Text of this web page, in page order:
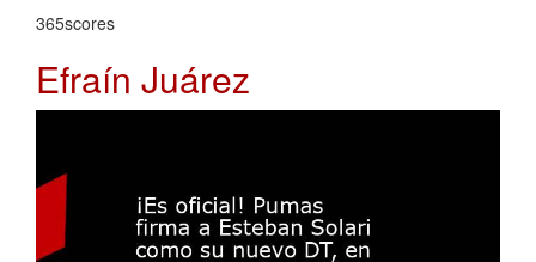
365scores
Efraín Juárez